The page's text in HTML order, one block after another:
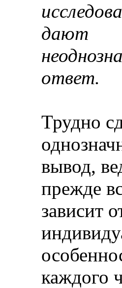
дают
ответ.
Трудно
вывод,
прежде
зависит
каждого